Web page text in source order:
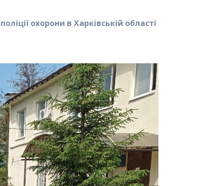
охорони в Харківській області